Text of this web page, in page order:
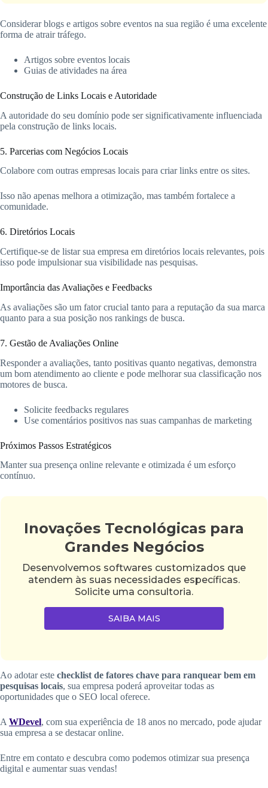
Considerar blogs e artigos sobre eventos na sua região é uma excelente
forma de atrair tráfego.
Artigos sobre eventos locais
Guias de atividades na área
Construção de Links Locais e Autoridade
A autoridade do seu domínio pode ser significativamente influenciada
pela construção de links locais.
5. Parcerias com Negócios Locais
Colabore com outras empresas locais para criar links entre os sites.
Isso não apenas melhora a otimização, mas também fortalece a
comunidade.
6. Diretórios Locais
Certifique-se de listar sua empresa em diretórios locais relevantes, pois
isso pode impulsionar sua visibilidade nas pesquisas.
Importância das Avaliações e Feedbacks
As avaliações são um fator crucial tanto para a reputação da sua marca
quanto para a sua posição nos rankings de busca.
7. Gestão de Avaliações Online
Responder a avaliações, tanto positivas quanto negativas, demonstra
um bom atendimento ao cliente e pode melhorar sua classificação nos
motores de busca.
Solicite feedbacks regulares
Use comentários positivos nas suas campanhas de marketing
Próximos Passos Estratégicos
Manter sua presença online relevante e otimizada é um esforço
contínuo.
Inovações Tecnológicas para
Grandes Negócios
Desenvolvemos softwares customizados que
atendem às suas necessidades específicas.
Solicite uma consultoria.
SAIBA MAIS
Ao adotar este checklist de fatores chave para ranquear bem em
pesquisas locais, sua empresa poderá aproveitar todas as
oportunidades que o SEO local oferece.
A WDevel, com sua experiência de 18 anos no mercado, pode ajudar
sua empresa a se destacar online.
Entre em contato e descubra como podemos otimizar sua presença
digital e aumentar suas vendas!